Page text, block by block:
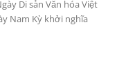
Di sản Văn hóa Việt
Nam Kỳ khởi nghĩa